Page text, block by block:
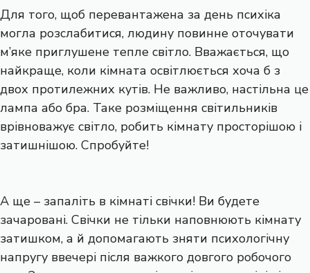
Для того, щоб перевантажена за день психіка
могла розслабитися, людину повинне оточувати
м’яке приглушене тепле світло. Вважається, що
найкраще, коли кімната освітлюється хоча б з
двох протилежних кутів. Не важливо, настільна це
лампа або бра. Таке розміщення світильників
врівноважує світло, робить кімнату просторішою і
затишнішою. Спробуйте!
А ще – запаліть в кімнаті свічки! Ви будете
зачаровані. Свічки не тільки наповнюють кімнату
затишком, а й допомагають зняти психологічну
напругу ввечері після важкого довгого робочого